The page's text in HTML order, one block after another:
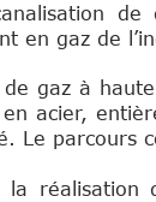
en gaz de
de gaz à
en acier,
Le parcours
la réalisation